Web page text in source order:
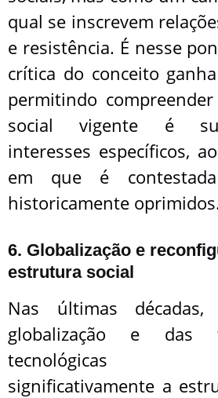
qual se inscrevem
e resistência. É nesse
crítica do conceito
permitindo
social vigente é
interesses específicos,
em que é
historicamente
6. Globalização e
estrutura social
Nas últimas
globalização e das
tecnológicas
significativamente a